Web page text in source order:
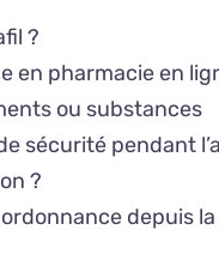
?
en pharmacie en
ou substances
sécurité pendant
?
depuis